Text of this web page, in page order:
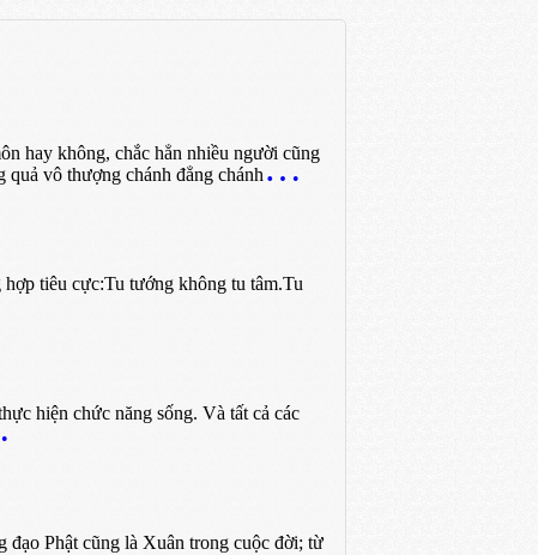
hay không, chắc hẳn nhiều người cũng
vô thượng chánh đẳng chánh
tiêu cực:Tu tướng không tu tâm.Tu
hiện chức năng sống. Và tất cả các
Phật cũng là Xuân trong cuộc đời; từ